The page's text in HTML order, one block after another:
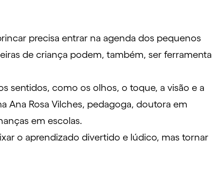
precisa entrar na agenda dos pequenos
de criança podem, também, ser ferramenta
sentidos, como os olhos, o toque, a visão e a
Ana Rosa Vilches, pedagoga, doutora em
em escolas.
o aprendizado divertido e lúdico, mas tornar